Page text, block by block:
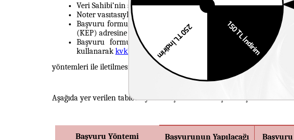
Veri Sahibi’nin şahsen Şirket merkezinize başvurması,
Noter vasıtasıyla iletmesi,
Başvuru formunu doldurarak 5070 Sayılı Elektronik İmza
(KEP) adresine göndermesi
Başvuru formunumobil imza ya da Veri Sahibi
kullanarakkvkk@kemaltanca.com
uzantılı e-mail adresine
yöntemleri ile iletilmesi gerekmektedir.
Aşağıda yer verilen tabloda yazılı başvuruların ne şekilde Şirketimize
Başvuru Yöntemi
Başvurunun Yapılacağı